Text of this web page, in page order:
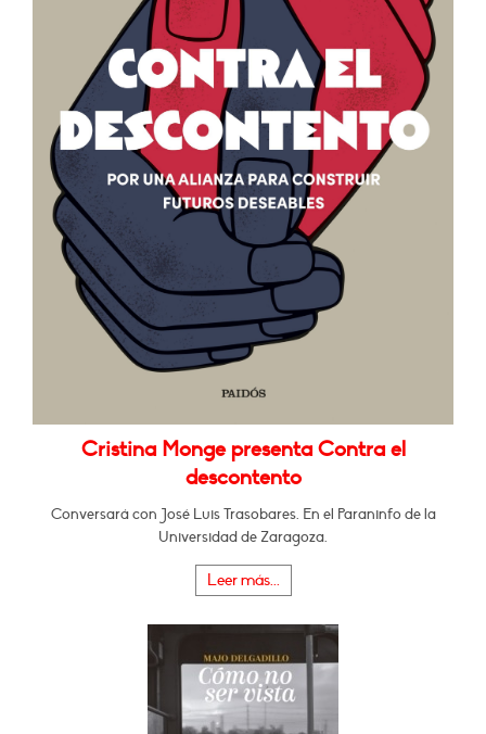
Cristina Monge presenta Contra el
descontento
Conversará con José Luis Trasobares. En el Paraninfo de la
Universidad de Zaragoza.
Leer más...